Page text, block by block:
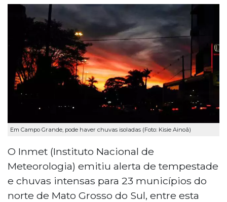
Em Campo Grande, pode haver chuvas isoladas (Foto: Kisie Ainoã)
O Inmet (Instituto Nacional de
Meteorologia) emitiu alerta de tempestade
e chuvas intensas para 23 municípios do
norte de Mato Grosso do Sul, entre esta